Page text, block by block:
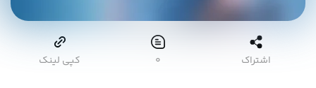
اشتراک ۰ کپی لینک